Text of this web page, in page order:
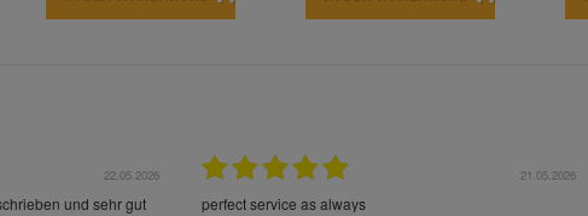
22.05.2026
und sehr gut
21.05.2026
perfect service as always